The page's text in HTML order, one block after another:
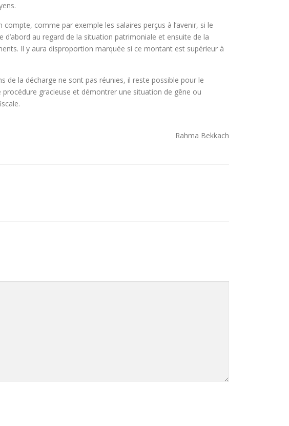
comme par exemple les salaires perçus à l’avenir, si le
au regard de la situation patrimoniale et ensuite de la
Il y aura disproportion marquée si ce montant est supérieur à
de la décharge ne sont pas réunies, il reste possible pour le
gracieuse et démontrer une situation de gêne ou
Rahma Bekkach